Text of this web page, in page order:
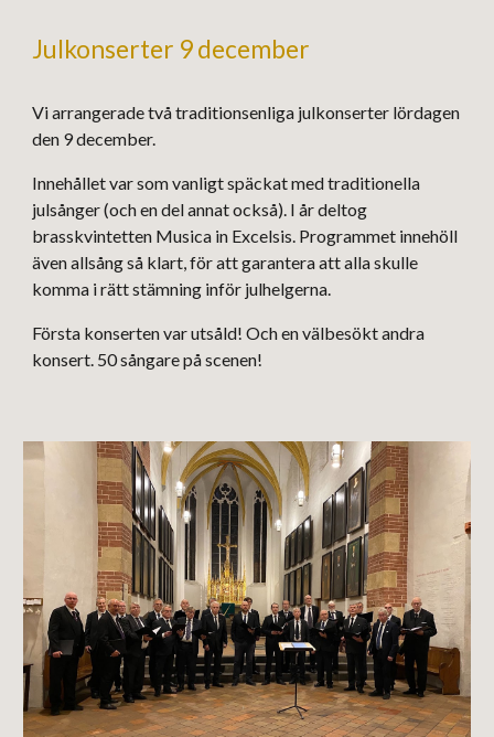
Julkonserter 9 december
Vi arrangerade två traditionsenliga julkonserter lördagen
den 9 december.
Innehålletvarsom vanligt späckat med traditionella
julsånger (och en del annat också). I år deltog
brasskvintetten Musica in Excelsis. Programmet innehöll
ävenallsång så klart, för att garantera att alla skulle
komma i rätt stämning inför julhelgerna.
Första konserten var utsåld! Och en välbesökt andra
konsert. 50 sångare på scenen!